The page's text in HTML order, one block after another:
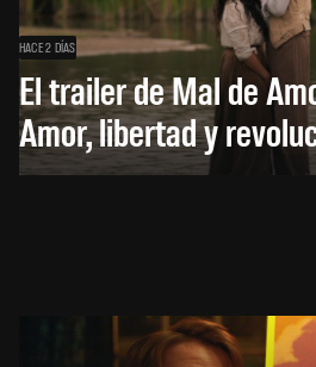
HACE 2 DÍAS
El trailer de Mal de
Amor, libertad y